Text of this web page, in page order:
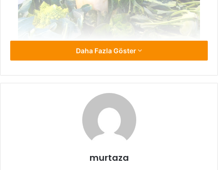
Sağlıklı Diyet İçin Neler
Tüketilmelidir?
Kilo vermek için veya herhangi bir sağlık problemi için
Daha Fazla Göster
murtaza